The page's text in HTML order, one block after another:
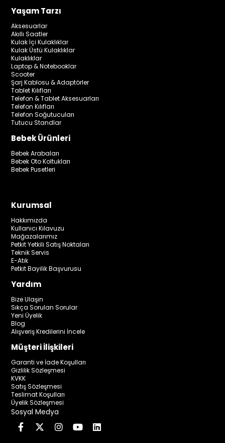
Yaşam Tarzı
Aksesuarlar
Akıllı Saatler
Kulak İçi Kulaklıklar
Kulak Üstü Kulaklıklar
Kulaklıklar
Laptop & Notebooklar
Scooter
Şarj Kablosu & Adaptörler
Tablet Kılıfları
Telefon & Tablet Aksesuarları
Telefon Kılıfları
Telefon Soğutucuları
Tutucu Standlar
Bebek Ürünleri
Bebek Arabaları
Bebek Oto Koltukları
Bebek Pusetleri
Kurumsal
Hakkımızda
Kullanıcı Kılavuzu
Mağazalarımız
Petkit Yetkili Satış Noktaları
Teknik Servis
E-Atık
Petkit Bayilik Başvurusu
Yardım
Bize Ulaşın
Sıkça Sorulan Sorular
Yeni Üyelik
Blog
Alışveriş Kredilerini İncele
Müşteri İlişkileri
Garanti ve İade Koşulları
Gizlilik Sözleşmesi
KVKK
Satış Sözleşmesi
Teslimat Koşulları
Üyelik Sözleşmesi
Sosyal Medya